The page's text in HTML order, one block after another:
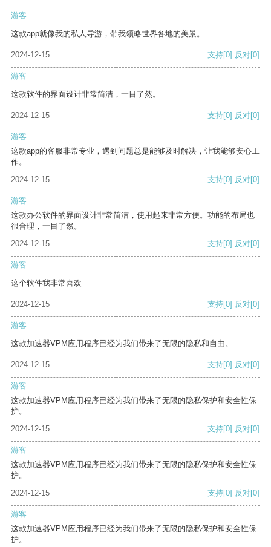
游客
这款app就像我的私人导游，带我领略世界各地的美景。
2024-12-15 支持[0] 反对[0]
游客
这款软件的界面设计非常简洁，一目了然。
2024-12-15 支持[0] 反对[0]
游客
这款app的客服非常专业，遇到问题总是能够及时解决，让我能够安心工
作。
2024-12-15
支持[0] 反对[0]
游客
这款办公软件的界面设计非常简洁，使用起来非常方便。功能的布局也
很合理，一目了然。
2024-12-15
支持[0] 反对[0]
游客
这个软件我非常喜欢
2024-12-15 支持[0] 反对[0]
游客
这款加速器VPM应用程序已经为我们带来了无限的隐私和自由。
2024-12-15 支持[0] 反对[0]
游客
这款加速器VPM应用程序已经为我们带来了无限的隐私保护和安全性保
护。
2024-12-15
支持[0] 反对[0]
游客
这款加速器VPM应用程序已经为我们带来了无限的隐私保护和安全性保
护。
2024-12-15
支持[0] 反对[0]
游客
这款加速器VPM应用程序已经为我们带来了无限的隐私保护和安全性保
护。